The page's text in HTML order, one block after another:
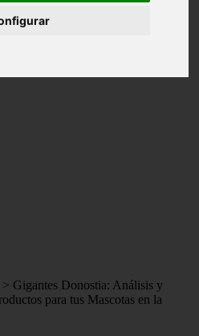
> Gigantes Donostia: Análisis y
para tus Mascotas en la